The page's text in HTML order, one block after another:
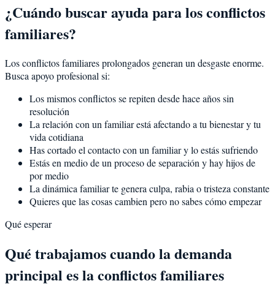
¿Cuándo buscar ayuda para los conflictos
familiares?
Los conflictos familiares prolongados generan un desgaste enorme.
Busca apoyo profesional si:
Los mismos conflictos se repiten desde hace años sin
resolución
La relación con un familiar está afectando a tu bienestar y tu
vida cotidiana
Has cortado el contacto con un familiar y lo estás sufriendo
Estás en medio de un proceso de separación y hay hijos de
por medio
La dinámica familiar te genera culpa, rabia o tristeza constante
Quieres que las cosas cambien pero no sabes cómo empezar
Qué esperar
Qué trabajamos cuando la demanda
principal es la conflictos familiares